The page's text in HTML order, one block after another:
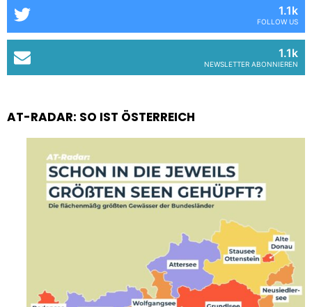
1.1k
FOLLOW US
1.1k
NEWSLETTER ABONNIEREN
AT-RADAR: SO IST ÖSTERREICH